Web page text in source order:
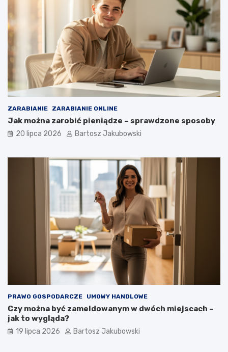
ZARABIANIE ZARABIANIE ONLINE
Jak można zarobić pieniądze – sprawdzone sposoby
20 lipca 2026 Bartosz Jakubowski
PRAWO GOSPODARCZE UMOWY HANDLOWE
Czy można być zameldowanym w dwóch miejscach –
jak to wygląda?
19 lipca 2026 Bartosz Jakubowski